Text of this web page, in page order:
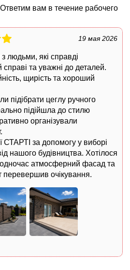
вам в течение рабочего
19 мая 2026
СТАРТІ за допомогу у виборі
нашого будівництва. Хотілося
атмосферний фасад та
перевершив очікування.
підібрати цеглу ручного
підійшла до стилю
організували
людьми, які справді
справі та уважні до деталей.
щирість та хороший